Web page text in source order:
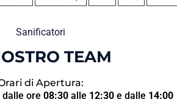
Sanificatori
TEAM
di Apertura:
dalle ore 08:30 alle 12:30 e dalle 14:00